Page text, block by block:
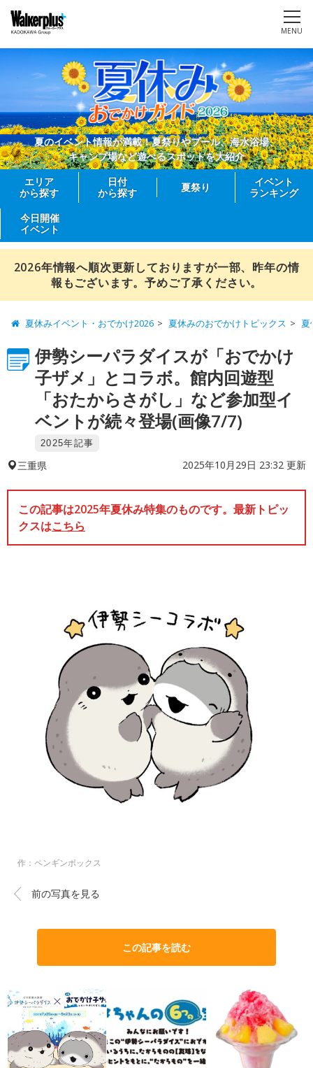
MENU
夏のイベント情報が満載！夏祭りやプール、海水浴場、
キャンプ場など遊べるスポットを大紹介
エリア
から探す
日付
から探す
夏祭り
イベント
ランキング
今日開催
イベント
2026年情報へ順次更新しておりますが一部、昨年の情
報もございます。予めご了承ください。
夏休みイベント・おでかけ2026 夏休みのおでかけトピックス 夏
伊勢シーパラダイスが「おでかけ
子ザメ」とコラボ。館内回遊型
「おたからさがし」など参加型イ
ベントが続々登場(画像7/7)
2025年記事
三重県 2025年10月29日 23:32 更新
この記事は2025年夏休み特集のものです。最新トピッ
クスはこちら
作：ペンギンボックス
前の写真を見る
この記事を読む